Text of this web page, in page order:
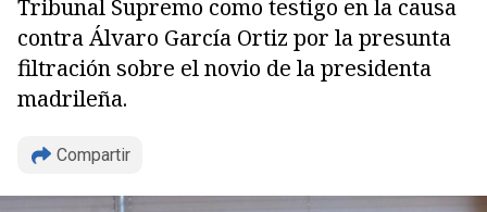
Tribunal Supremo como testigo en la causa
contra Álvaro García Ortiz por la presunta
filtración sobre el novio de la presidenta
madrileña.
Compartir